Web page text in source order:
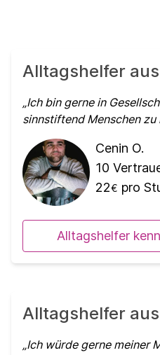
Alltagshelfer
Ich bin gerne in
sinnstiftend Menschen zu
Cenin O.
10
22€ pro
Alltagshelfer
Alltagshelfer
Ich würde gerne meiner